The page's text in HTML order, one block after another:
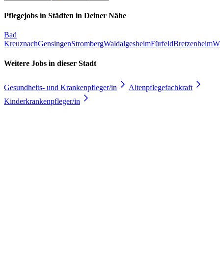
Pflegejobs in Städten in Deiner Nähe
Bad
KreuznachGensingenStrombergWaldalgesheimFürfeldBretzenheim
Weitere Jobs in dieser Stadt
Gesundheits- und Krankenpfleger/in
Altenpflegefachkraft
Kinderkrankenpfleger/in